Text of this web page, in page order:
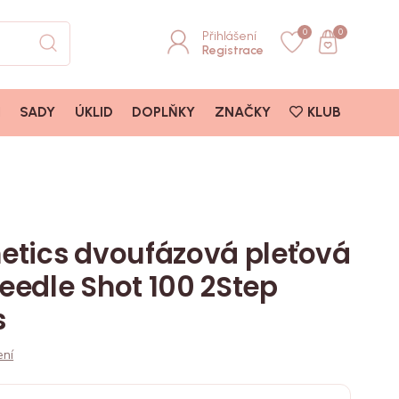
Přihlášení
Registrace
0 0
SADY ÚKLID DOPLŇKY ZNAČKY KLUB
dvoufázová pleťová
Shot 100 2Step